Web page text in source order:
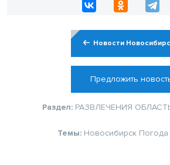
Новости
Предложить
Раздел: РАЗВЛЕЧЕНИЯ
Темы: Новосибирск Погода